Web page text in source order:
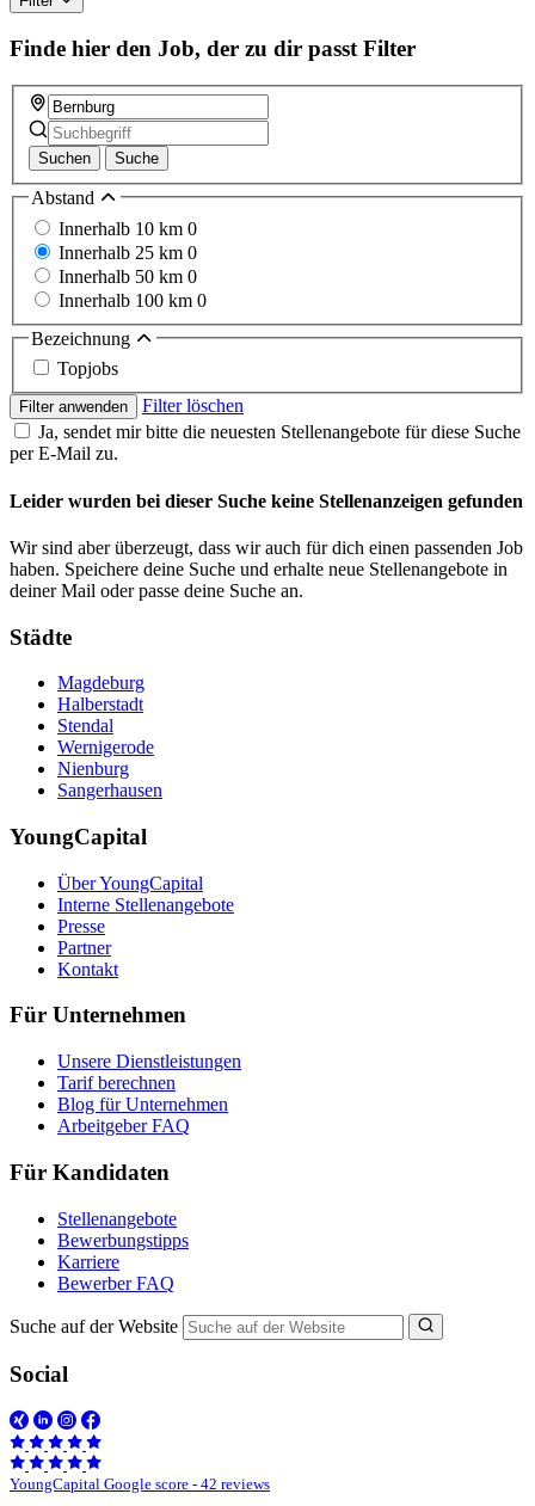
Finde hier den Job, der zu dir passt Filter
Suchen Suche
Abstand
Innerhalb 10 km 0
Innerhalb 25 km 0
Innerhalb 50 km 0
Innerhalb 100 km 0
Bezeichnung
Topjobs
Filter anwenden
Filter löschen
Ja, sendet mir bitte die neuesten Stellenangebote für diese Suche
per E-Mail zu.
Leider wurden bei dieser Suche keine Stellenanzeigen gefunden
Wir sind aber überzeugt, dass wir auch für dich einen passenden Job
haben. Speichere deine Suche und erhalte neue Stellenangebote in
deiner Mail oder passe deine Suche an.
Städte
Magdeburg
Halberstadt
Stendal
Wernigerode
Nienburg
Sangerhausen
YoungCapital
Über YoungCapital
Interne Stellenangebote
Presse
Partner
Kontakt
Für Unternehmen
Unsere Dienstleistungen
Tarif berechnen
Blog für Unternehmen
Arbeitgeber FAQ
Für Kandidaten
Stellenangebote
Bewerbungstipps
Karriere
Bewerber FAQ
Suche auf der Website
Social
YoungCapital Google score - 42 reviews